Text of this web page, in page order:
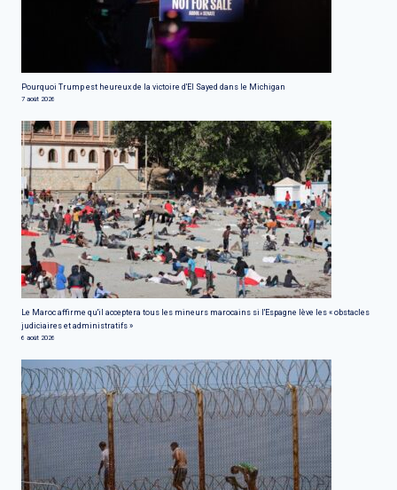
Pourquoi Trump est heureux de la victoire d'El Sayed dans le Michigan
7 août 2026
Le Maroc affirme qu'il acceptera tous les mineurs marocains si l'Espagne lève les « obstacles
judiciaires et administratifs »
6 août 2026